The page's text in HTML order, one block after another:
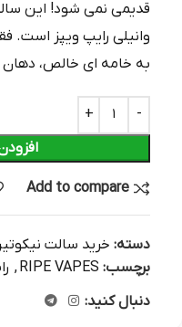
قدیمی نمی شود! این
وانیلی رایپ ویپز است.
به خامه ای خالص، دهان
Add to compare
دسته: خرید سالت
برچسب: RIPE VAPES
,
دنبال کنید: